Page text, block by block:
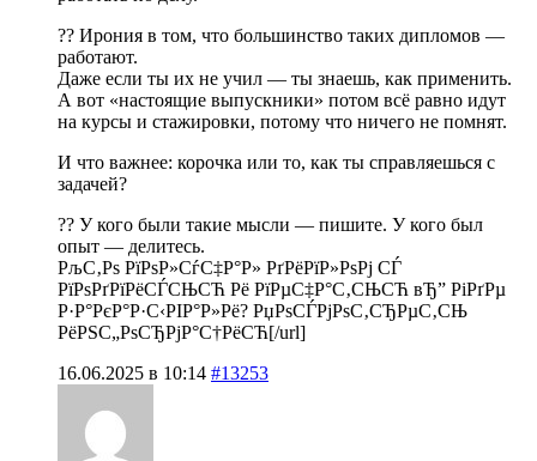
?? Ирония в том, что большинство таких дипломов —
работают.
Даже если ты их не учил — ты знаешь, как применить.
А вот «настоящие выпускники» потом всё равно идут
на курсы и стажировки, потому что ничего не помнят.
И что важнее: корочка или то, как ты справляешься с
задачей?
?? У кого были такие мысли — пишите. У кого был
опыт — делитесь.
РљС‚Рѕ РїРѕР»СѓС‡Р°Р» РґРёРїР»РѕРј СЃ
РїРѕРґРїРёСЃСЊСЋ Рё РїРµС‡Р°С‚СЊСЋ вЂ” РіРґРµ
Р·Р°РєР°Р·С‹РІР°Р»Рё? РџРѕСЃРјРѕС‚СЂРµС‚СЊ
РёРЅС„РѕСЂРјР°С†РёСЋ[/url]
16.06.2025 в 10:14 #13253